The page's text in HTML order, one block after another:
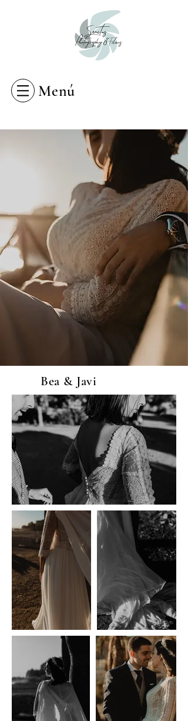
Login/Sign up
Menú
Bea & Javi